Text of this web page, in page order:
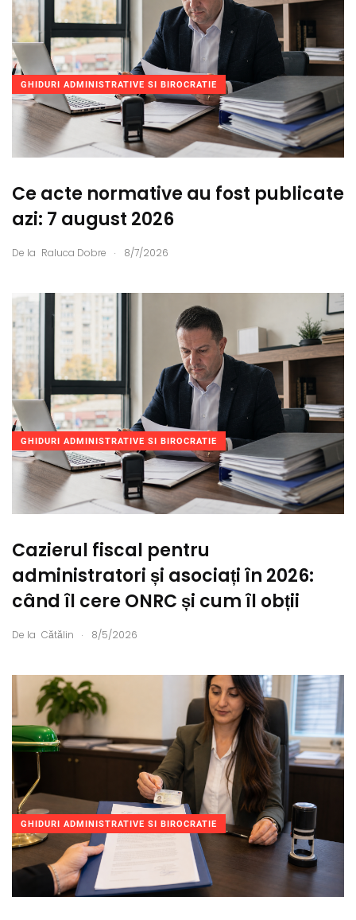
GHIDURI ADMINISTRATIVE SI BIROCRATIE
Ce acte normative au fost publicate
azi: 7 august 2026
De la Raluca Dobre . 8/7/2026
GHIDURI ADMINISTRATIVE SI BIROCRATIE
Cazierul fiscal pentru
administratori și asociați în 2026:
când îl cere ONRC și cum îl obții
De la Cătălin . 8/5/2026
GHIDURI ADMINISTRATIVE SI BIROCRATIE